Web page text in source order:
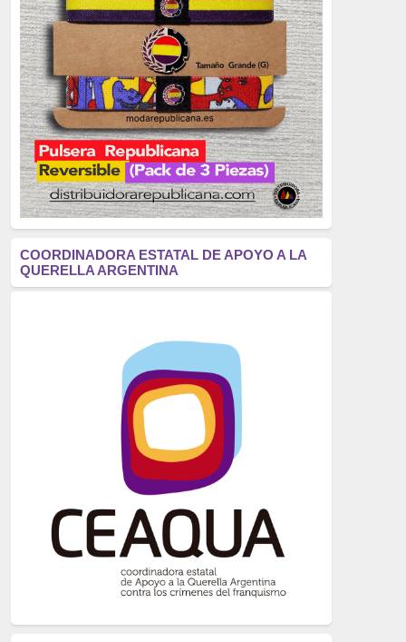
monarquía
(2253)
borbones
(2176)
Cultura
(2163)
Guerra
(1674)
genocidio
(1234)
mujer
(1070)
Eventos
(914)
Crímenes del franquismo
(721)
(699)
(607)
neofranquismo
(567)
Justicia Universal
Derechos Humanos
(522)
Nacionalcatolicismo
(514)
COORDINADORA ESTATAL DE APOYO A LA
QUERELLA ARGENTINA